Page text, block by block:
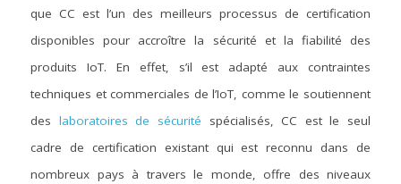
que CC est l’un des meilleurs processus de certification
disponibles pour accroître la sécurité et la fiabilité des
produits IoT. En effet, s’il est adapté aux contraintes
techniques et commerciales de l’IoT, comme le soutiennent
des laboratoires de sécurité spécialisés, CC est le seul
cadre de certification existant qui est reconnu dans de
nombreux pays à travers le monde, offre des niveaux